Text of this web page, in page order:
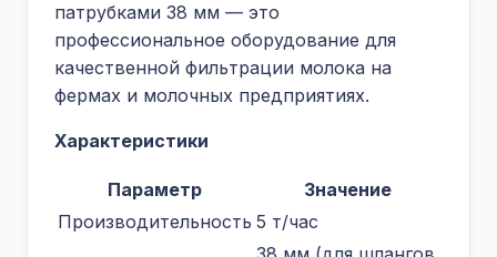
патрубками 38 мм — это
профессиональное оборудование для
качественной фильтрации молока на
фермах и молочных предприятиях.
Характеристики
Параметр
Значение
Производительность 5 т/час